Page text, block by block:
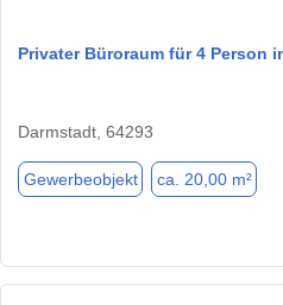
Privater Büroraum für 4 Person
Darmstadt, 64293
Gewerbeobjekt ca. 20,00 m²